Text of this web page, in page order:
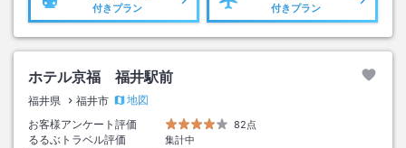
付きプラン 付きプラン
ホテル京福 福井駅前
福井県 福井市
地図
お客様アンケート評価
82点
るるぶトラベル評価
集計中